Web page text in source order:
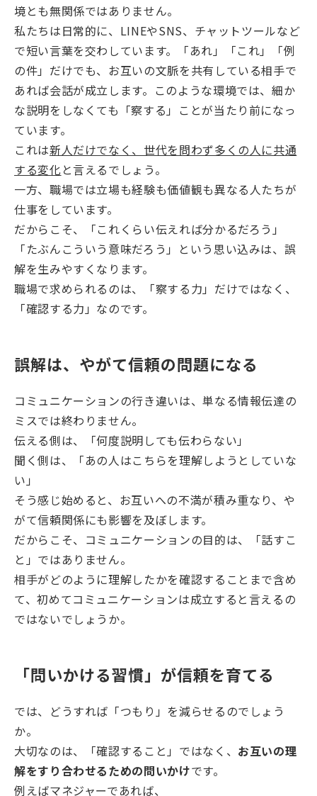
境とも無関係ではありません。
私たちは日常的に、LINEやSNS、チャットツールなど
で短い言葉を交わしています。「あれ」「これ」「例
の件」だけでも、お互いの文脈を共有している相手で
あれば会話が成立します。このような環境では、細か
な説明をしなくても「察する」ことが当たり前になっ
ています。
これは新人だけでなく、世代を問わず多くの人に共通
する変化 と言えるでしょう。
一方、職場では立場も経験も価値観も異なる人たちが
仕事をしています。
だからこそ、「これくらい伝えれば分かるだろう」
「たぶんこういう意味だろう」という思い込みは、誤
解を生みやすくなります。
職場で求められるのは、「察する力」だけではなく、
「確認する力」なのです。
誤解は、やがて信頼の問題になる
コミュニケーションの行き違いは、単なる情報伝達の
ミスでは終わりません。
伝える側は、「何度説明しても伝わらない」
聞く側は、「あの人はこちらを理解しようとしていな
い」
そう感じ始めると、お互いへの不満が積み重なり、や
がて信頼関係にも影響を及ぼします。
だからこそ、コミュニケーションの目的は、「話すこ
と」ではありません。
相手がどのように理解したかを確認することまで含め
て、初めてコミュニケーションは成立すると言えるの
ではないでしょうか。
「問いかける習慣」が信頼を育てる
では、どうすれば「つもり」を減らせるのでしょう
か。
大切なのは、「確認すること」ではなく、 お互いの理
解をすり合わせるための問いかけです。
例えばマネジャーであれば、